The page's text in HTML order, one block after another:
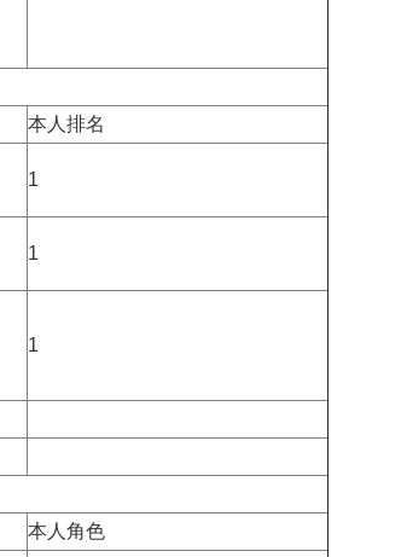
本人排名
1
1
1
本人角色